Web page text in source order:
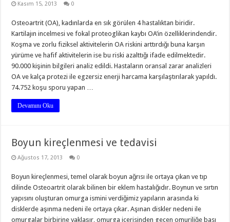
Kasım 15, 2013 0
Osteoartrit (OA), kadınlarda en sık görülen 4 hastalıktan biridir.
Kartilajın incelmesi ve fokal proteoglikan kaybı OA’in özelliklerindendir.
Koşma ve zorlu fiziksel aktivitelerin OA riskini arttırdığı buna karşın
yürüme ve hafif aktivitelerin ise bu riski azalttığı ifade edilmektedir.
90.000 kişinin bilgileri analiz edildi. Hastaların oransal zarar analizleri
OA ve kalça protezi ile egzersiz enerji harcama karşılaştırılarak yapıldı.
74.752 koşu sporu yapan …
Devamını Oku
Boyun kireçlenmesi ve tedavisi
Ağustos 17, 2013 0
Boyun kireçlenmesi, temel olarak boyun ağrısı ile ortaya çıkan ve tıp
dilinde Osteoartrit olarak bilinen bir eklem hastalığıdır. Boynun ve sırtın
yapısını oluşturan omurga ismini verdiğimiz yapıların arasında ki
disklerde aşınma nedeni ile ortaya çıkar. Aşınan diskler nedeni ile
omurgalar birbirine yaklaşır, omurga içerisinden geçen omuriliğe bası